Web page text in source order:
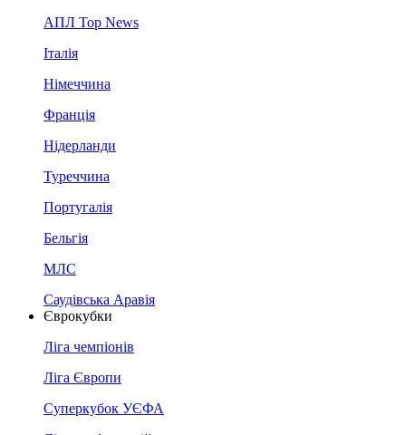
АПЛ Top News
Італія
Німеччина
Франція
Нідерланди
Туреччина
Португалія
Бельгія
МЛС
Саудівська Аравія
Єврокубки
Ліга чемпіонів
Ліга Європи
Суперкубок УЄФА